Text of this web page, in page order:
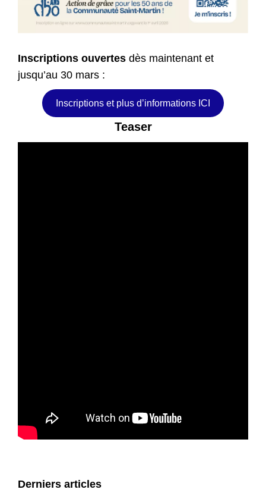
Inscriptions ouvertes dès maintenant et
jusqu’au 30 mars :
Inscriptions et plus d’informations ICI
Teaser
Derniers articles